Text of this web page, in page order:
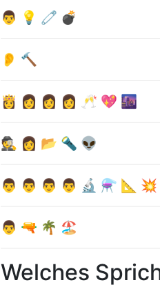
👨 💡 🧷 💣
👂 🔨
👸 👩 👩 👩 🥂 💖 🌆
🕵 👩 📂 🔦 👽
👨 👨 👨 👨 🔬 ⚗ 📐 💥
👨 🔫 🌴 🏖
Welches